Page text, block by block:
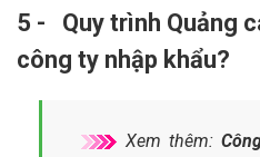
bạn mong muốn tiếp cận được
của bạn màcông ty quảng cáo
tối ưu hóa chi phí và từ khóa để
công ty nhập khẩu đem lại cho